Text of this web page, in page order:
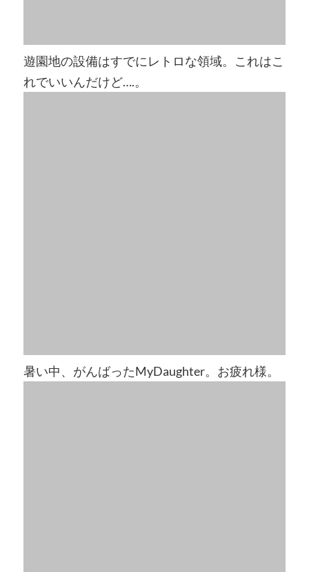
遊園地の設備はすでにレトロな領域。これはこ
れでいいんだけど….。
暑い中、がんばったMyDaughter。お疲れ様。